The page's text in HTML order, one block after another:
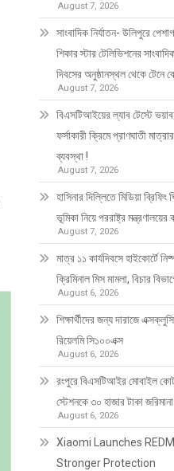
August 7, 2026
সাংবাদিক নির্যাতন- উলিপুরে
শিকার স্টার টেলিভিশনের
দিবসের অনুষ্ঠানস্থল থেকে টেনে
August 7, 2026
বিএসটিআইয়ের ল্যাব টেস্টে
ফর্সাকারী ক্রিমে প্রাণঘাতী
ব্যবস্থা !
August 7, 2026
হাসিনার দিল্লিতে মিডিয়া
ভূমিকা নিয়ে পররাষ্ট্র
August 7, 2026
মাত্র ১১ কার্যদিবসে হাইকোর্টে
ক্রিমিনাল মিস মামলা, বিচার
August 6, 2026
শিক্ষার্থীদের জন্য দারাজে
রিয়েলমি সি১০০এক্স
August 6, 2026
রংপুরে বিএসটিআইর মোবাইল
স্টেশনকে ৩০ হাজার টাকা জরিমানা
August 6, 2026
Xiaomi Launches
Stronger Protection